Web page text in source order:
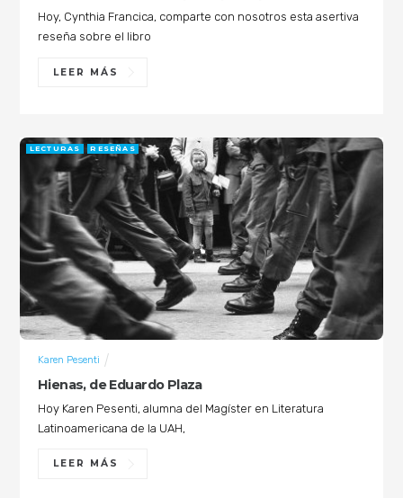
Hoy, Cynthia Francica, comparte con nosotros esta asertiva
reseña sobre el libro
LEER MÁS
Hienas, de Eduardo Plaza
Karen Pesenti
LECTURAS RESEÑAS
Hoy Karen Pesenti, alumna del Magíster en Literatura
Latinoamericana de la UAH,
LEER MÁS